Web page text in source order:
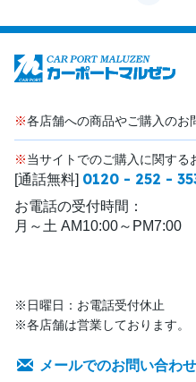
※各店舗への商品やご購入のお
※当サイトでのご購入に関する
[通話無料] 0120 - 252 -
お電話の受付時間：
月～土 AM10:00～PM7:00
※日曜日：お電話受付休止
※各店舗は営業しております。
メールでのお問い合わせ